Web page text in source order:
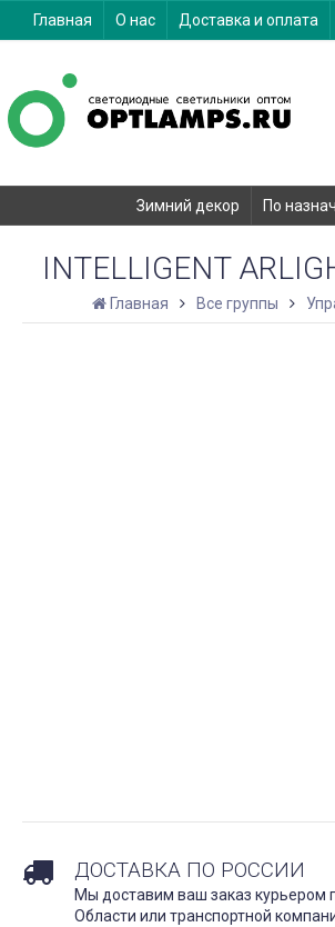
Главная О нас Доставка и оплата
Зимний декор По
INTELLIGENT
Главная Все группы
ДОСТАВКА ПО РОССИИ
Мы доставим ваш заказ курьером
Области или транспортной